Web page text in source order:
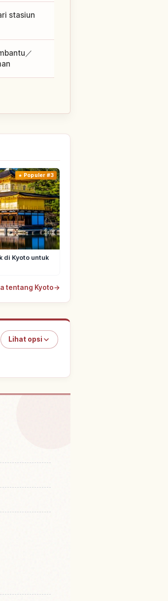
stasiun
／
Populer #3
di Kyoto untuk
tentang Kyoto→
Lihat opsi